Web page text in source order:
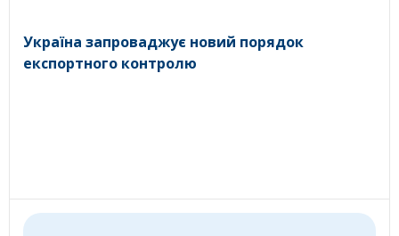
Україна запроваджує новий порядок
експортного контролю